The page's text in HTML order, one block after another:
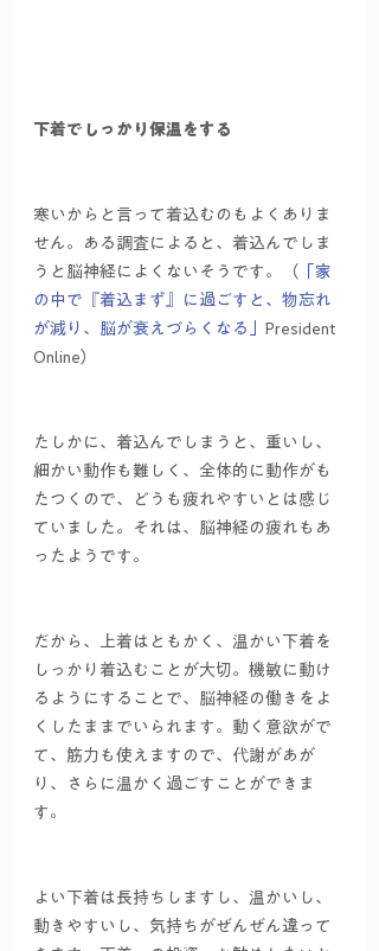
下着でしっかり保温をする
寒いからと言って着込むのもよくありま
せん。ある調査によると、着込んでしま
うと脳神経によくないそうです。（ 「家
の中で『着込まず』に過ごすと、物忘れ
が減り、脳が衰えづらくなる」
President
Online）
たしかに、着込んでしまうと、重いし、
細かい動作も難しく、全体的に動作がも
たつくので、どうも疲れやすいとは感じ
ていました。それは、脳神経の疲れもあ
ったようです。
だから、上着はともかく、温かい下着を
しっかり着込むことが大切。機敏に動け
るようにすることで、脳神経の働きをよ
くしたままでいられます。動く意欲がで
て、筋力も使えますので、代謝があが
り、さらに温かく過ごすことができま
す。
よい下着は長持ちしますし、温かいし、
動きやすいし、気持ちがぜんぜん違って